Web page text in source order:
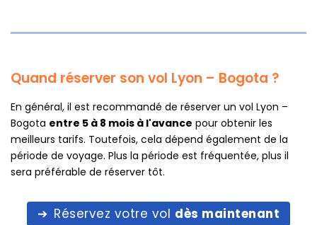
Quand réserver son vol Lyon – Bogota ?
En général, il est recommandé de réserver un vol Lyon –
Bogota entre 5 à 8 mois à l'avance pour obtenir les
meilleurs tarifs. Toutefois, cela dépend également de la
période de voyage. Plus la période est fréquentée, plus il
sera préférable de réserver tôt.
Réservez votre vol dès maintenant